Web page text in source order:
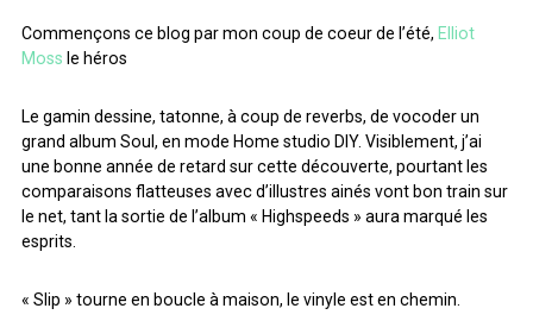
MINIMALISME
NEW-WAVE NU SOUL PEOPLE
PLAYLIST
POP
POP ROCK
ROCK CALIFORNIEN
RYTHMN AND BLUES SERIES
SOCIÉTÉ
SONG OF THE WEEK
SOUL SOUNDTRACK OF MY LIFE
ARCHIVES
Commençons ce blog par mon coup de coeur de l’été, Elliot
Moss le héros
Le gamin dessine, tatonne, à coup de reverbs, de vocoder un
grand album Soul, en mode Home studio DIY. Visiblement, j’ai
une bonne année de retard sur cette découverte, pourtant les
comparaisons flatteuses avec d’illustres ainés vont bon train sur
le net, tant la sortie de l’album « Highspeeds » aura marqué les
esprits.
« Slip » tourne en boucle à maison, le vinyle est en chemin.